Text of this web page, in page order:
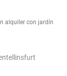
alquiler con jardín